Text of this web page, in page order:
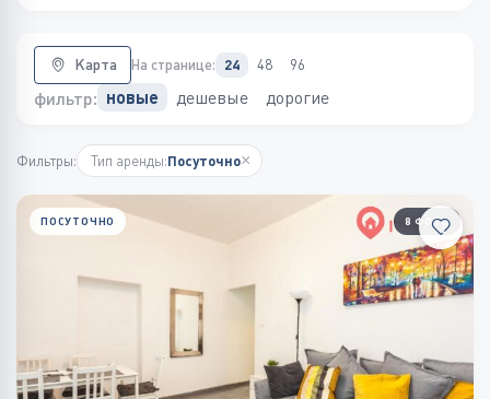
Карта На странице: 24 48 96
фильтр: новые дешевые дорогие
Фильтры: Тип аренды:Посуточно×
8 ФОТО
ПОСУТОЧНО